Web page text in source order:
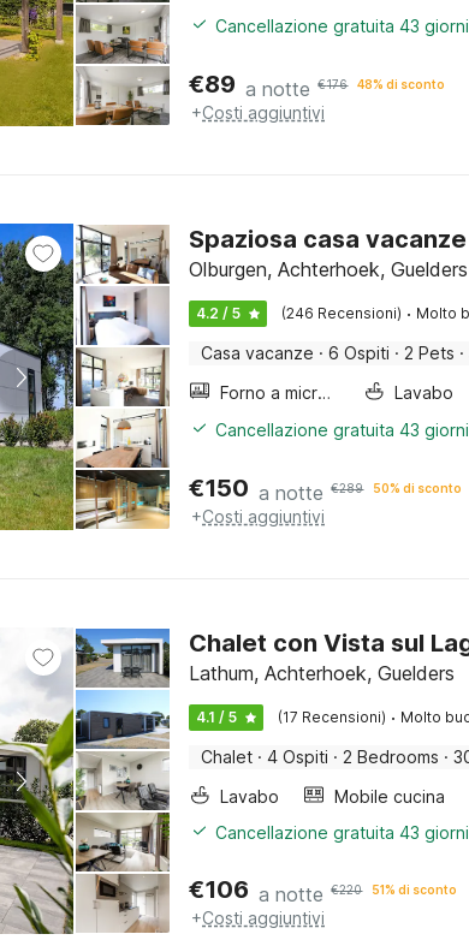
Cancellazione gratuita 43
€89 a notte €176 48% di sconto
+Costi aggiuntivi
Spaziosa casa
Olburgen, Achterhoek, Guelders
4.2 / 5 (246 Recensioni) · Molto
Casa vacanze · 6 Ospiti · 2 Pets ·
Forno a microonde combinato
Lavabo
Cancellazione gratuita 43
€150 a notte €289 50% di sconto
+Costi aggiuntivi
Chalet con Vista sul
Lathum, Achterhoek, Guelders
4.1 / 5 (17 Recensioni) · Molto
Chalet · 4 Ospiti · 2 Bedrooms ·
Lavabo
Mobile cucina
Cancellazione gratuita 43
€106 a notte €220 51% di sconto
+Costi aggiuntivi